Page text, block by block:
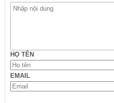
HỌ TÊN
EMAIL